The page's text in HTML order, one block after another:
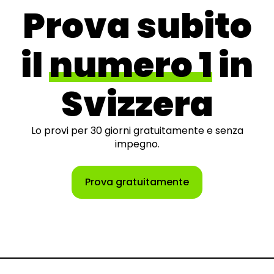
Prova subito
ilnumero 1in
Svizzera
Lo provi per 30 giorni gratuitamente e senza
impegno.
Prova gratuitamente